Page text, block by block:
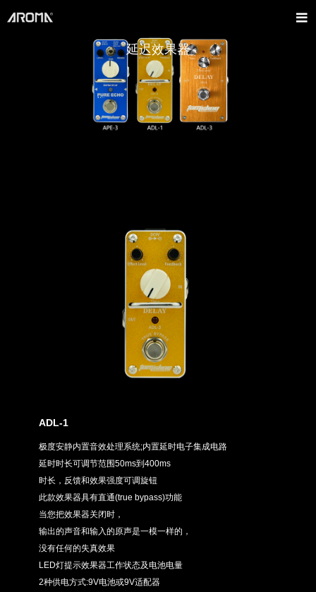
延迟效果器
ADL-1
极度安静内置音效处理系统;内置延时电子集成电路
延时时长可调节范围50ms到400ms
时长，反馈和效果强度可调旋钮
此款效果器具有直通(true bypass)功能
当您把效果器关闭时，
输出的声音和输入的原声是一模一样的，
没有任何的失真效果
LED灯提示效果器工作状态及电池电量
2种供电方式:9V电池或9V适配器